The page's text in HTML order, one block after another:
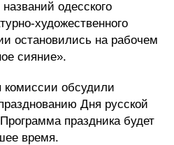
одесского
художественного
остановились на рабочем
сияние».
комиссии обсудили
Дня русской
праздника будет
время.